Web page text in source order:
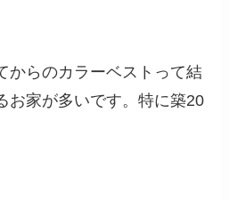
からのカラーベストって結
お家が多いです。特に築20